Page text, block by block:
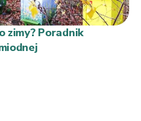
zimy? Poradnik